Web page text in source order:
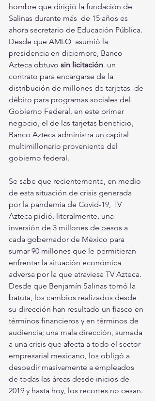
hombre que dirigió la fundación de
Salinas durante más  de 15 años es
ahora secretario de Educación Pública.
Desde que AMLO  asumió la
presidencia en diciembre, Banco
Azteca obtuvo sin licitación
  un
contrato para encargarse de la
distribución de millones de tarjetas  de
débito para programas sociales del
Gobierno Federal, en este primer
negocio, el de las tarjetas beneficio,
Banco Azteca administra un capital
multimillonario proveniente del
gobierno federal.
Se sabe que recientemente, en medio
de esta situación de crisis generada
por la pandemia de Covid-19, TV
Azteca pidió, literalmente, una
inversión de 3 millones de pesos a
cada gobernador de México para
sumar 90 millones que le permitieran
enfrentar la situación económica
adversa por la que atraviesa TV Azteca.
Desde que Benjamín Salinas tomó la
batuta, los cambios realizados desde
su dirección han resultado un fiasco en
términos financieros y en términos de
audiencia; una mala dirección, sumada
a una crisis que afecta a todo el sector
empresarial mexicano, los obligó a
despedir masivamente a empleados
de todas las áreas desde inicios de
2019 y hasta hoy, los recortes no cesan.